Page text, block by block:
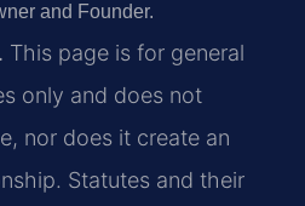
and Founder.
This page is for general
only and does not
nor does it create an
Statutes and their